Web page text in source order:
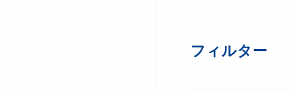
フィルター